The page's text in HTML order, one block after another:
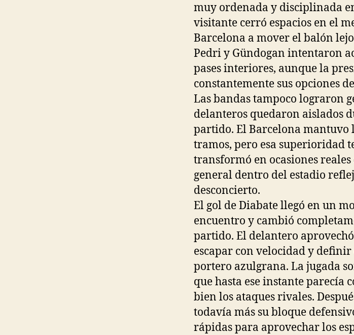
muy ordenada y disciplinada
visitante cerró espacios en el
Barcelona a mover el balón
Pedri y Gündogan intentaron
pases interiores, aunque la
constantemente sus opciones
Las bandas tampoco lograron
delanteros quedaron aislados
partido. El Barcelona mantuvo
tramos, pero esa superioridad
transformó en ocasiones reales
general dentro del estadio
desconcierto.
El gol de Diabate llegó en un
encuentro y cambió
partido. El delantero
escapar con velocidad y
portero azulgrana. La jugada
que hasta ese instante
bien los ataques rivales.
todavía más su bloque
rápidas para aprovechar los